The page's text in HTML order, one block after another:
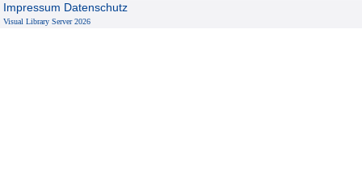
Impressum Datenschutz
Visual Library Server 2026